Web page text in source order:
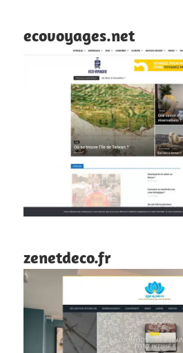
ecovoyages.net
zenetdeco.fr